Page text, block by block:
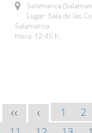
Salamanca
Lugar: Sala de las
Salamanca
Hora: 12:45 h.
<< < 1 2